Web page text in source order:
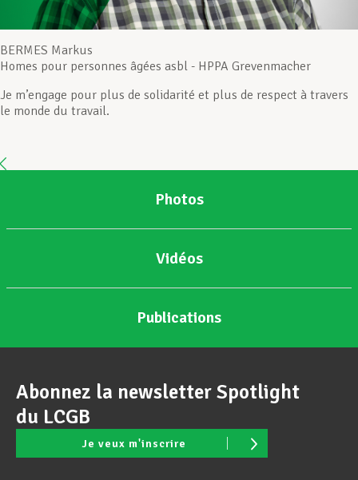
Assistance au Travail
Vos droits
Devenir Membre
Actualités
BERMES Markus
Homes pour personnes âgées asbl - HPPA Grevenmacher
Je m’engage pour plus de solidarité et plus de respect à travers
le monde du travail.
Photos
Vidéos
Publications
Abonnez la newsletter Spotlight
du LCGB
Je veux m'inscrire